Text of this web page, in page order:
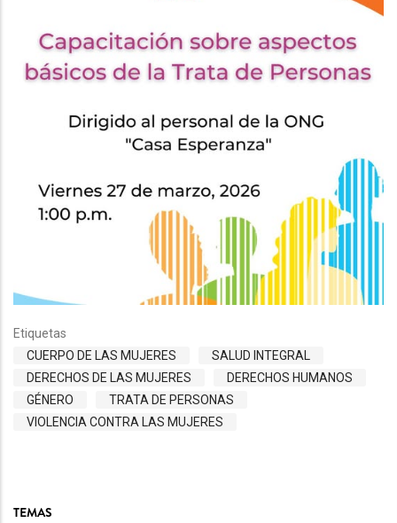
Etiquetas
CUERPO DE LAS MUJERES
SALUD INTEGRAL
DERECHOS DE LAS MUJERES
DERECHOS HUMANOS
GÉNERO
TRATA DE PERSONAS
VIOLENCIA CONTRA LAS MUJERES
TEMAS